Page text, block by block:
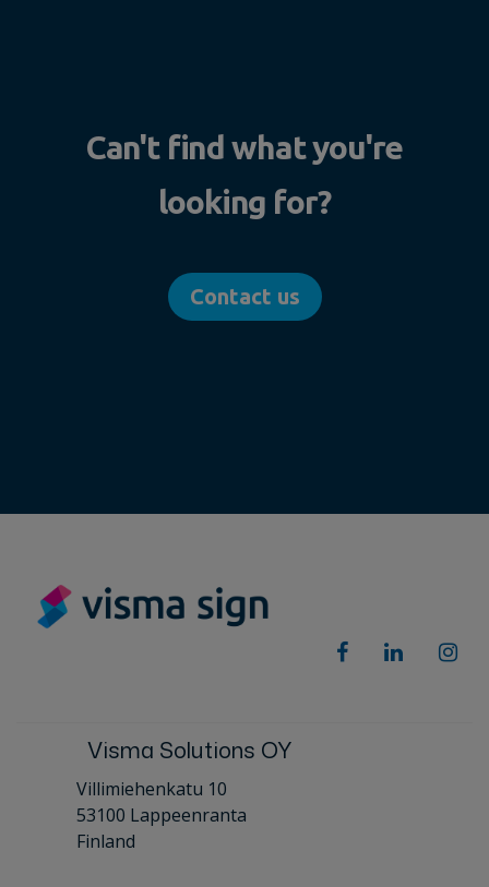
Can't find what you're
looking for?
Contact us
Visma Solutions OY
Villimiehenkatu 10
53100 Lappeenranta
Finland